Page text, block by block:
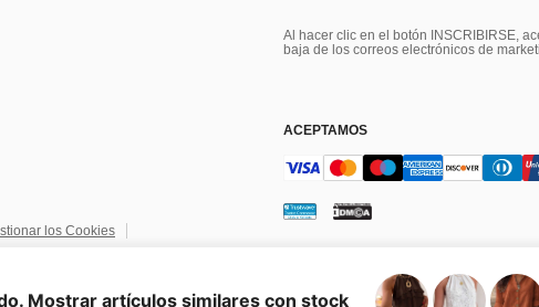
Al hacer clic en el botón INSCRIBIRSE,
baja de los correos electrónicos de
ACEPTAMOS
los Cookies
Mostrar artículos similares con stock